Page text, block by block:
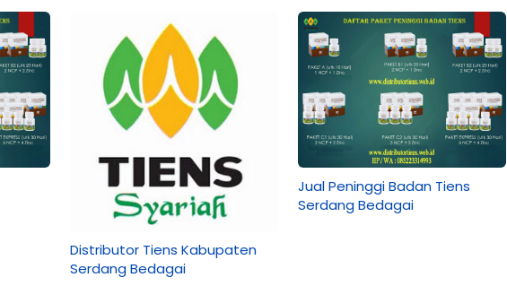
Distributor Tiens Kabupaten
Serdang Bedagai
Jual Peninggi Badan Tiens
Serdang Bedagai